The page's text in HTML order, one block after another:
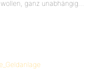
ganz unabhängig...